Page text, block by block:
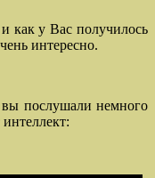
как у Вас получилось
интересно.
послушали немного